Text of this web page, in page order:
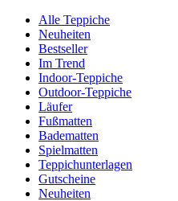
Alle Teppiche
Neuheiten
Bestseller
Im Trend
Indoor-Teppiche
Outdoor-Teppiche
Läufer
Fußmatten
Badematten
Spielmatten
Teppichunterlagen
Gutscheine
Neuheiten